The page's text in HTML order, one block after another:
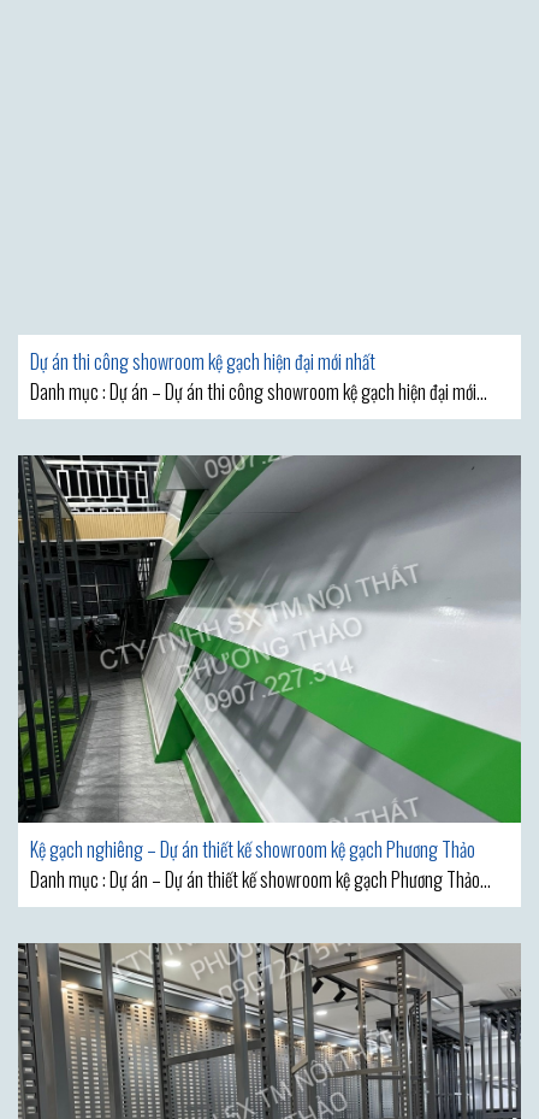
Dự án thi công showroom kệ gạch hiện đại mới nhất
Danh mục : Dự án – Dự án thi công showroom kệ gạch hiện đại mới
nhất – Kệ Gạch Phương Thảo MẪU THIẾT KẾ SHOWROOM VẬT LIỆU XÂY
DỰNG ĐẸP ĐƯỢC KỆ GẠCH PHƯƠNG THẢO GIỚI THIỆU SAU ĐÂY CHẮC
CHẮN SẼ KHIẾN BẠN CẢM THẤY HÀI LÒNG VÌ SỨC LÔI CUỐN ĐẶC BIỆT
Kệ gạch nghiêng – Dự án thiết kế showroom kệ gạch Phương Thảo
Danh mục : Dự án – Dự án thiết kế showroom kệ gạch Phương Thảo
MẪU THIẾT KẾ SHOWROOM VẬT LIỆU XÂY DỰNG ĐẸP ĐƯỢC KỆ GẠCH
PHƯƠNG THẢO GIỚI THIỆU SAU ĐÂY CHẮC CHẮN SẼ KHIẾN BẠN CẢM
THẤY HÀI LÒNG VÌ SỨC LÔI CUỐN ĐẶC BIỆT CỦA NÓ. Những Hình Ảnh
Của Mẫu